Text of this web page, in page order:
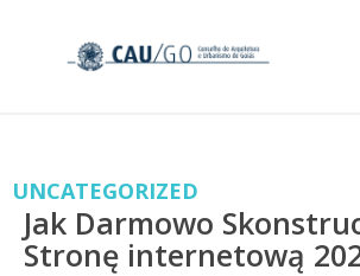
UNCATEGORIZED
Jak Darmowo
Stronę internetową